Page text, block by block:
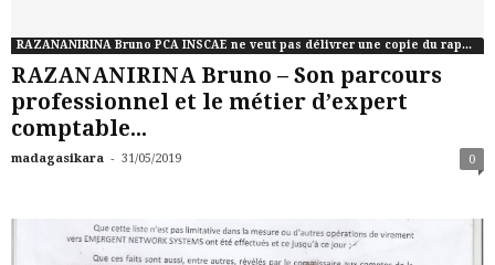
RAZANANIRINA Bruno PCA INSCAE ne veut pas délivrer une copie du rapport de commissaire aux comptes de CONNCTIC
RAZANANIRINA Bruno – Son parcours
professionnel et le métier d’expert
comptable...
madagasikara - 31/05/2019 0